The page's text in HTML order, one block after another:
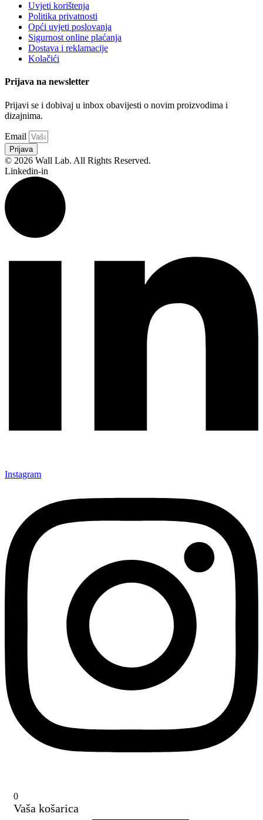
Uvjeti korištenja
Politika privatnosti
Opći uvjeti poslovanja
Sigurnost online plaćanja
Dostava i reklamacije
Kolačići
Prijava na newsletter
Prijavi se i dobivaj u inbox obavijesti o novim proizvodima i
dizajnima.
Email
Prijava
© 2026 Wall Lab. All Rights Reserved.
Linkedin-in
Instagram
0
Vaša košarica